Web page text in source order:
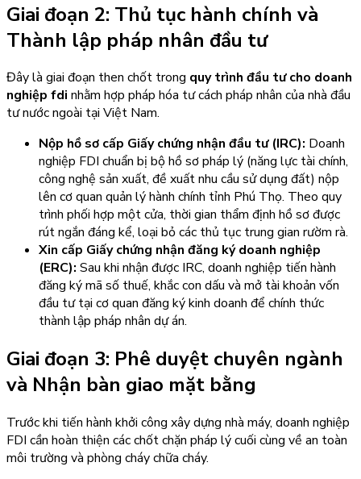
Giai đoạn 2: Thủ tục hành chính và
Thành lập pháp nhân đầu tư
Đây là giai đoạn then chốt trong quy trình đầu tư cho doanh
nghiệp fdi nhằm hợp pháp hóa tư cách pháp nhân của nhà đầu
tư nước ngoài tại Việt Nam.
Nộp hồ sơ cấp Giấy chứng nhận đầu tư (IRC): Doanh
nghiệp FDI chuẩn bị bộ hồ sơ pháp lý (năng lực tài chính,
công nghệ sản xuất, đề xuất nhu cầu sử dụng đất) nộp
lên cơ quan quản lý hành chính tỉnh Phú Thọ. Theo quy
trình phối hợp một cửa, thời gian thẩm định hồ sơ được
rút ngắn đáng kể, loại bỏ các thủ tục trung gian rườm rà.
Xin cấp Giấy chứng nhận đăng ký doanh nghiệp
(ERC): Sau khi nhận được IRC, doanh nghiệp tiến hành
đăng ký mã số thuế, khắc con dấu và mở tài khoản vốn
đầu tư tại cơ quan đăng ký kinh doanh để chính thức
thành lập pháp nhân dự án.
Giai đoạn 3: Phê duyệt chuyên ngành
và Nhận bàn giao mặt bằng
Trước khi tiến hành khởi công xây dựng nhà máy, doanh nghiệp
FDI cần hoàn thiện các chốt chặn pháp lý cuối cùng về an toàn
môi trường và phòng cháy chữa cháy.